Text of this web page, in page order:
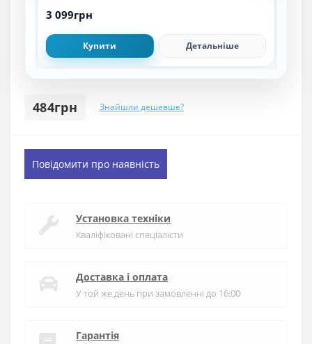
3 099грн
Купити Детальніше
484грн Знайшли дешевше?
Повідомити про наявність
Установка техніки
Кваліфіковані спеціалісти
Доставка і оплата
У той же день при замовленні до 16:00
Гарантія